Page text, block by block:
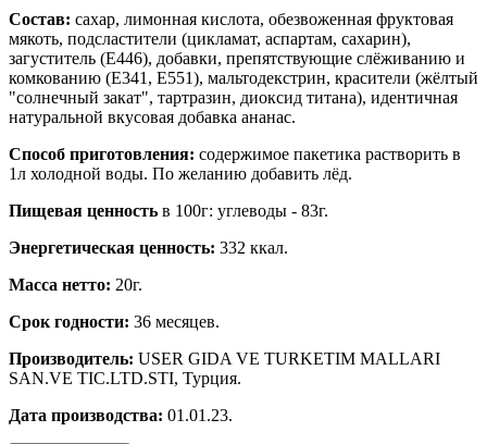
Состав: сахар, лимонная кислота, обезвоженная фруктовая
мякоть, подсластители (цикламат, аспартам, сахарин),
загуститель (Е446), добавки, препятствующие слёживанию и
комкованию (Е341, Е551), мальтодекстрин, красители (жёлтый
"солнечный закат", тартразин, диоксид титана), идентичная
натуральной вкусовая добавка ананас.
Способ приготовления: содержимое пакетика растворить в
1л холодной воды. По желанию добавить лёд.
Пищевая ценность в 100г: углеводы - 83г.
Энергетическая ценность: 332 ккал.
Масса нетто: 20г.
Срок годности: 36 месяцев.
Производитель: USER GIDA VE TURKETIM MALLARI
SAN.VE TIC.LTD.STI, Турция.
Дата производства: 01.01.23.